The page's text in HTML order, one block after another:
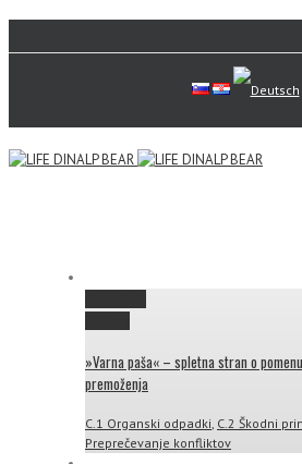
»Varna paša« – spletna stran o
premoženja
C.1 Organski odpadki C.2 Škodni
Preprečevanje konfliktov